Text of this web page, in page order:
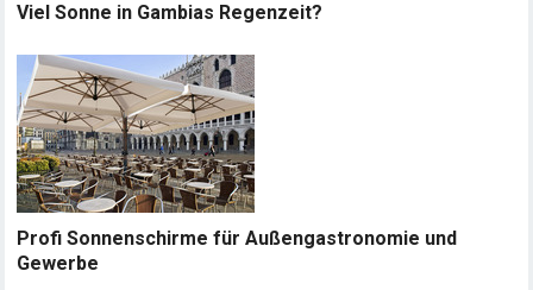
Viel Sonne in Gambias Regenzeit?
Profi Sonnenschirme für Außengastronomie und
Gewerbe